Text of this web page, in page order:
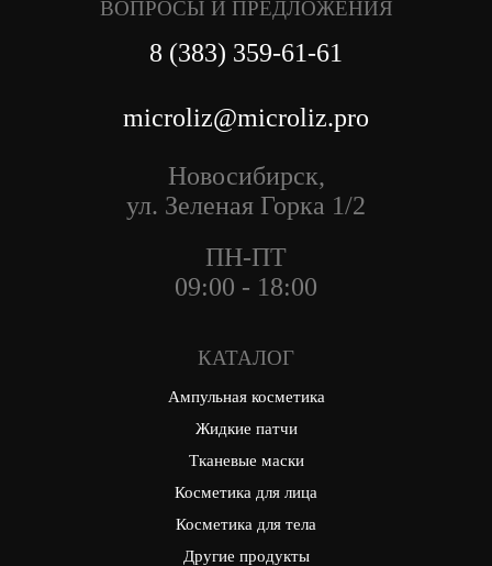
ВОПРОСЫ И ПРЕДЛОЖЕНИЯ
8 (383) 359-61-61
microliz@microliz.pro
Новосибирск,
ул. Зеленая Горка 1/2
ПН-ПТ
09:00 - 18:00
КАТАЛОГ
Ампульная косметика
Жидкие патчи
Тканевые маски
Косметика для лица
Косметика для тела
Другие продукты